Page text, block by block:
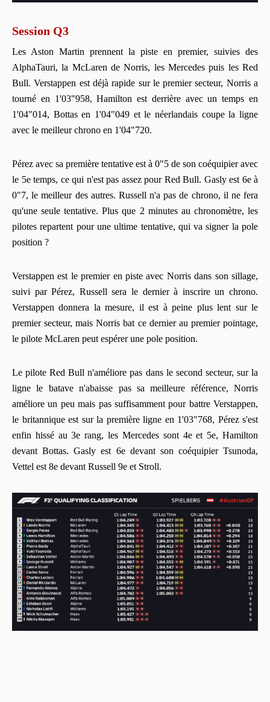
Session Q3
Les Aston Martin prennent la piste en premier, suivies des
AlphaTauri, la McLaren de Norris, les Mercedes puis les Red
Bull. Verstappen est déjà rapide sur le premier secteur, Norris a
tourné en 1'03"958, Hamilton est derrière avec un temps en
1'04"014, Bottas en 1'04"049 et le néerlandais coupe la ligne
avec le meilleur chrono en 1'04"720.
Pérez avec sa première tentative est à 0"5 de son coéquipier avec
le 5e temps, ce qui n'est pas assez pour Red Bull. Gasly est 6e à
0"7, le meilleur des autres. Russell n'a pas de chrono, il ne fera
qu'une seule tentative. Plus que 2 minutes au chronomètre, les
pilotes repartent pour une ultime tentative, qui va signer la pole
position ?
Verstappen est le premier en piste avec Norris dans son sillage,
suivi par Pérez, Russell sera le dernier à inscrire un chrono.
Verstappen donnera la mesure, il est à peine plus lent sur le
premier secteur, mais Norris bat ce dernier au premier pointage,
le pilote McLaren peut espérer une pole position.
Le pilote Red Bull n'améliore pas dans le second secteur, sur la
ligne le batave n'abaisse pas sa meilleure référence, Norris
améliore un peu mais pas suffisamment pour battre Verstappen,
le britannique est sur la première ligne en 1'03"768, Pérez s'est
enfin hissé au 3e rang, les Mercedes sont 4e et 5e, Hamilton
devant Bottas. Gasly est 6e devant son coéquipier Tsunoda,
Vettel est 8e devant Russell 9e et Stroll.